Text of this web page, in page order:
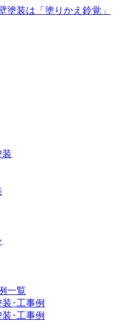
装
一覧
･工事例
･工事例